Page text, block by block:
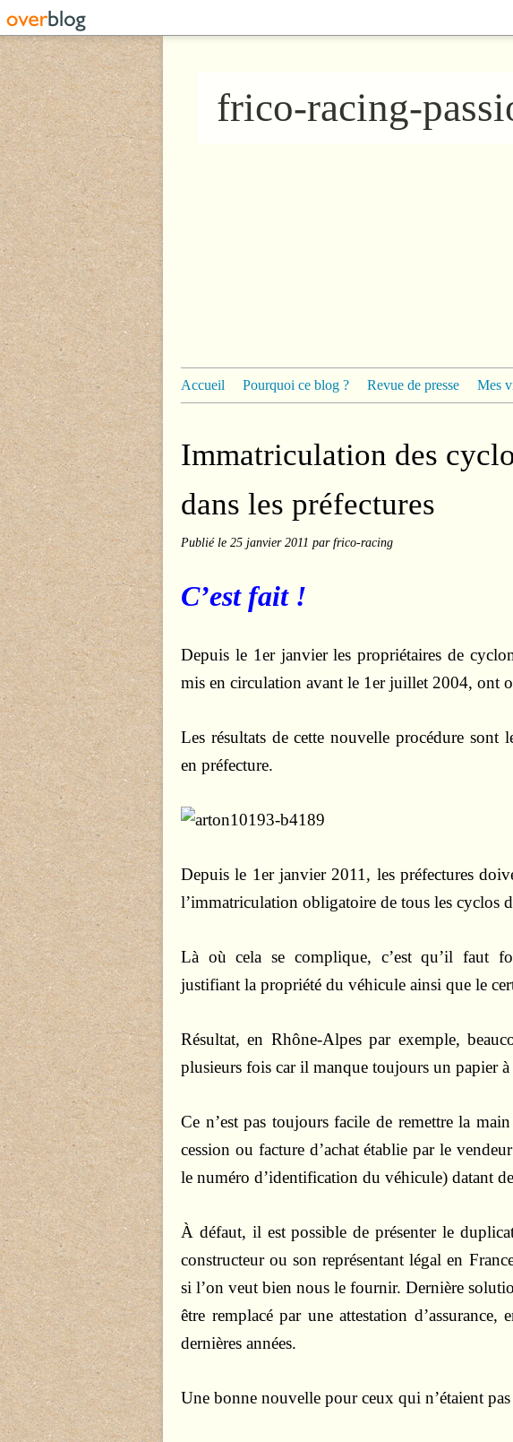
frico-racing-
Accueil Pourquoi ce blog ? Revue de presse Mes
Immatriculation des
dans les préfectures
Publié le 25 janvier 2011 par frico-racing
C’est fait !
Depuis le 1er janvier les propriétaires de
mis en circulation avant le 1er juillet 2004, ont
Les résultats de cette nouvelle procédure sont
en préfecture.
Depuis le 1er janvier 2011, les préfectures
l’immatriculation obligatoire de tous les cyclos
Là où cela se complique, c’est qu’il faut
justifiant la propriété du véhicule ainsi que le
Résultat, en Rhône-Alpes par exemple,
plusieurs fois car il manque toujours un papier
Ce n’est pas toujours facile de remettre la
cession ou facture d’achat établie par le
le numéro d’identification du véhicule) datant
À défaut, il est possible de présenter le
constructeur ou son représentant légal en
si l’on veut bien nous le fournir. Dernière
être remplacé par une attestation
dernières années.
Une bonne nouvelle pour ceux qui n’étaient pas